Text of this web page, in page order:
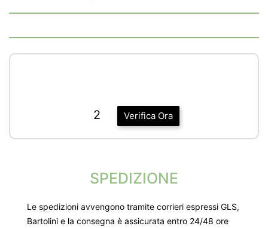
Verifica Ora
2
SPEDIZIONE
Le spedizioni avvengono tramite corrieri espressi GLS,
Bartolini e la consegna è assicurata entro 24/48 ore